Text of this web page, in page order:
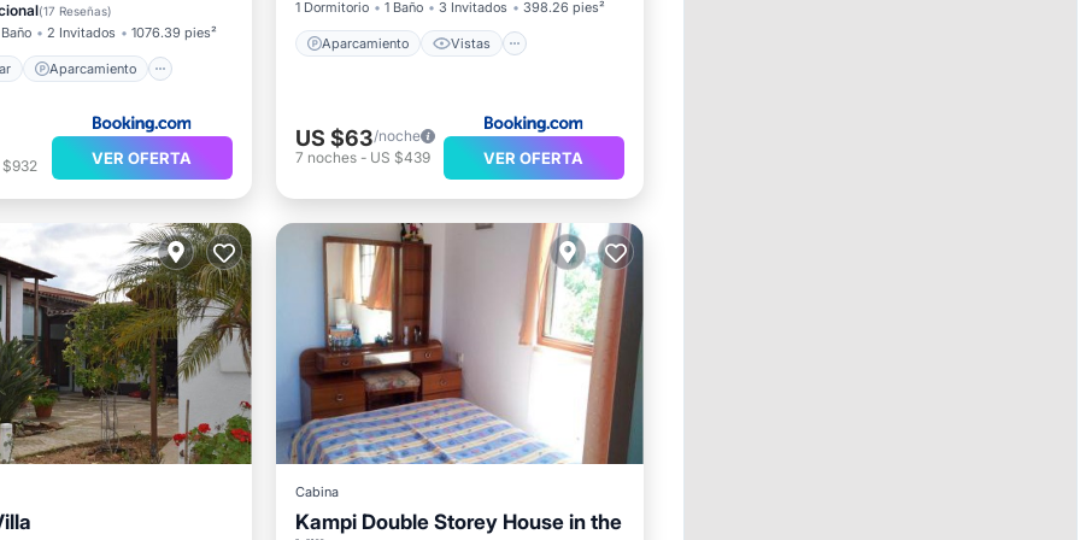
(17 Reseñas)
Baño 2 Invitados 1076.39 pies²
Aparcamiento
Balcón/Terraza
$932 VER OFERTA
1 Dormitorio 1 Baño 3 Invitados 398.26 pies²
Aparcamiento Vistas
US $63/noche
7 noches- US $439 VER OFERTA
Cabina
Kampi Double Storey House in the